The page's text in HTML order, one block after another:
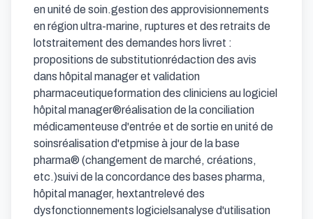
en unité de soin.gestion des approvisionnements
en région ultra-marine, ruptures et des retraits de
lotstraitement des demandes hors livret :
propositions de substitutionrédaction des avis
dans hôpital manager et validation
pharmaceutiqueformation des cliniciens au logiciel
hôpital manager®réalisation de la conciliation
médicamenteuse d'entrée et de sortie en unité de
soinsréalisation d'etpmise à jour de la base
pharma® (changement de marché, créations,
etc.)suivi de la concordance des bases pharma,
hôpital manager, hextantrelevé des
dysfonctionnements logicielsanalyse d'utilisation